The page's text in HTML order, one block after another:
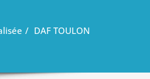
DAF TOULON